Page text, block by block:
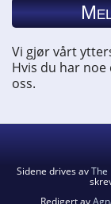
Vi gjør vårt
Hvis du har
oss.
Sidene drives avThe